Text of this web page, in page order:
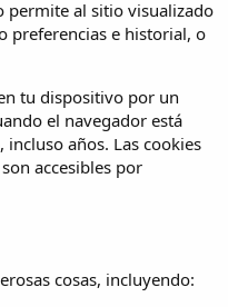
permite al sitio visualizado
preferencias e historial, o
tu dispositivo por un
el navegador está
años. Las cookies
accesibles por
cosas, incluyendo: